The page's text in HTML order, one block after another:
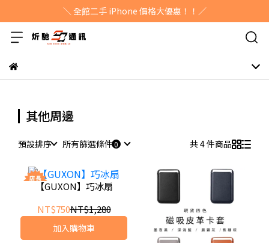
＼ 全館二手 iPhone 價格大優惠！！／
其他周邊
預設排序 所有篩選條件 共 4 件商品
【GUXON】巧冰扇
NT$750NT$1,280
加入購物車